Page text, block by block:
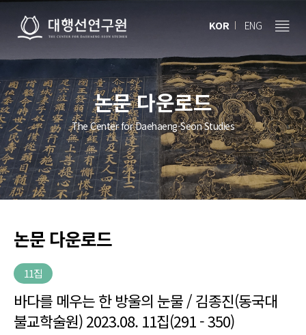
KOR ENG
논문 다운로드
The Center for Daehaeng-Seon Studies
논문 다운로드
11집
바다를 메우는 한 방울의 눈물 / 김종진(동국대
불교학술원) 2023.08. 11집(291 - 350)